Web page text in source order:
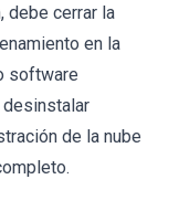
debe cerrar la
en la
software
desinstalar
de la nube